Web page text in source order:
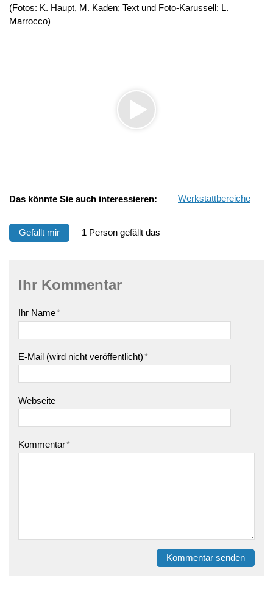
(Fotos: K. Haupt, M. Kaden; Text und Foto-Karussell: L.
Marrocco)
Das könnte Sie auch interessieren: Werkstattbereiche
Gefällt mir 1 Person gefällt das
Ihr Kommentar
Ihr Name*
E-Mail (wird nicht veröffentlicht)*
Webseite
Kommentar*
Kommentar senden